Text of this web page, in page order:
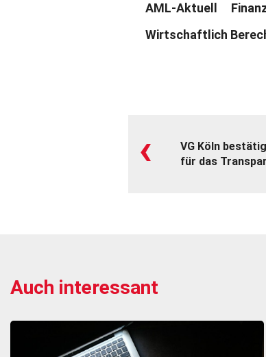
AML-Aktuell
Wirtschaftlich
‹
VG Köln
für das
Auch interessant